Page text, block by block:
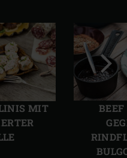
MIT
BEEF
Folie